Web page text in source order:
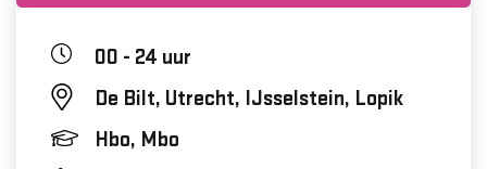
00 - 24 uur
De Bilt, Utrecht, IJsselstein, Lopik
Hbo, Mbo